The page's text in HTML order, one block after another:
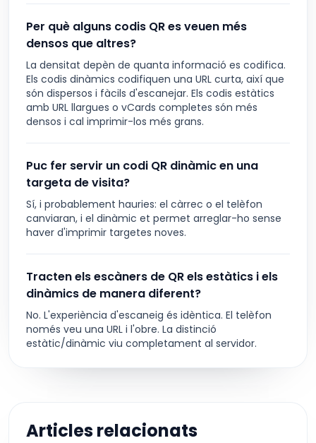
Per què alguns codis QR es veuen més
densos que altres?
La densitat depèn de quanta informació es codifica.
Els codis dinàmics codifiquen una URL curta, així que
són dispersos i fàcils d'escanejar. Els codis estàtics
amb URL llargues o vCards completes són més
densos i cal imprimir-los més grans.
Puc fer servir un codi QR dinàmic en una
targeta de visita?
Sí, i probablement hauries: el càrrec o el telèfon
canviaran, i el dinàmic et permet arreglar-ho sense
haver d'imprimir targetes noves.
Tracten els escàners de QR els estàtics i els
dinàmics de manera diferent?
No. L'experiència d'escaneig és idèntica. El telèfon
només veu una URL i l'obre. La distinció
estàtic/dinàmic viu completament al servidor.
Articles relacionats